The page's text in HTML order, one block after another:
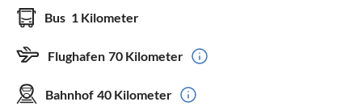
Bus 1 Kilometer
Flughafen 70 Kilometer
Bahnhof 40 Kilometer